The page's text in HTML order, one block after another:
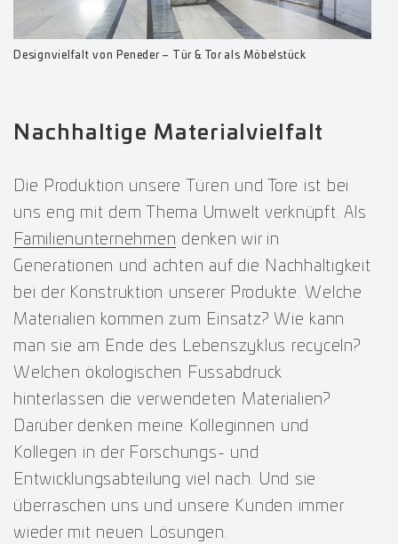
Designvielfalt von Peneder – Tür & Tor als Möbelstück
Nachhaltige Materialvielfalt
Die Produktion unsere Türen und Tore ist bei
uns eng mit dem Thema Umwelt verknüpft. Als
Familienunternehmen denken wir in
Generationen und achten auf die Nachhaltigkeit
bei der Konstruktion unserer Produkte. Welche
Materialien kommen zum Einsatz? Wie kann
man sie am Ende des Lebenszyklus recyceln?
Welchen ökologischen Fussabdruck
hinterlassen die verwendeten Materialien?
Darüber denken meine Kolleginnen und
Kollegen in der Forschungs- und
Entwicklungsabteilung viel nach. Und sie
überraschen uns und unsere Kunden immer
wieder mit neuen Lösungen.